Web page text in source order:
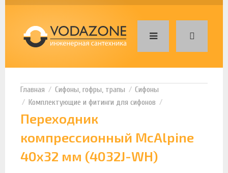
Сифоны, гофры, трапы
Сифоны
Комплектующие и фитинги для сифонов
Переходник
компрессионный McAlpine
40х32 мм (4032J-WH)